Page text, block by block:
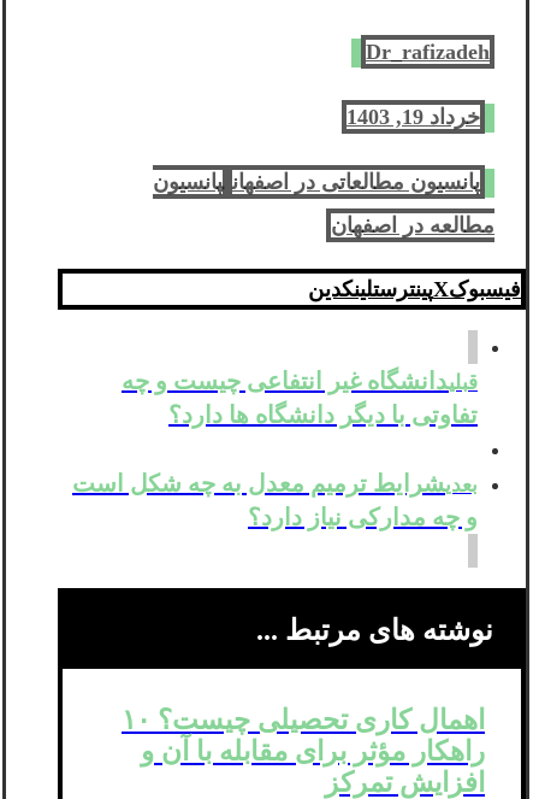
Dr_rafizadeh
خرداد 19, 1403
پانسیون مطالعاتی در اصفهان پانسیون
مطالعه در اصفهان
فیسبوکXپینترستلینکدین
قبلیدانشگاه غیر انتفاعی چیست و چه
تفاوتی با دیگر دانشگاه ها دارد؟
بعدیشرایط ترمیم معدل به چه شکل است
و چه مدارکی نیاز دارد؟
نوشته های مرتبط ...
اهمال کاری تحصیلی چیست؟ ۱۰
راهکار مؤثر برای مقابله با آن و
افزایش تمرکز